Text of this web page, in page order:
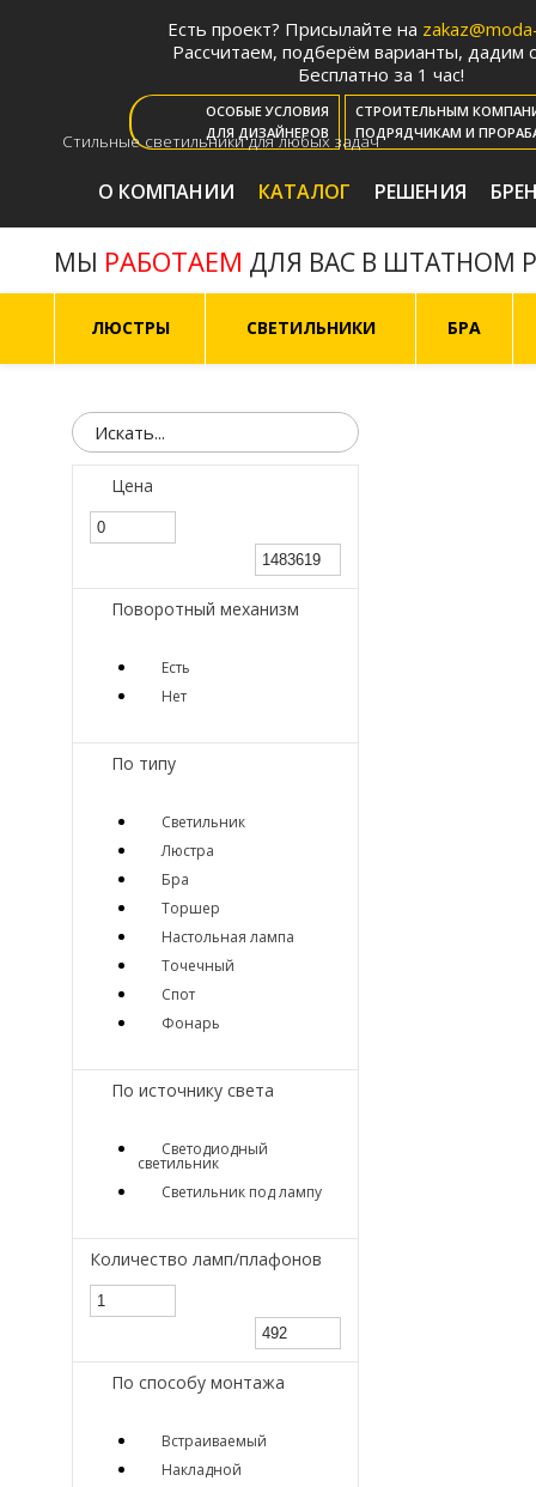
Есть проект? Присылайте на
Рассчитаем, подберём варианты, дадим
Бесплатно за 1 час!
ОСОБЫЕ УСЛОВИЯ
ДЛЯ ДИЗАЙНЕРОВ
СТРОИТЕЛЬНЫМ
ПОДРЯДЧИКАМ И
Стильные светильники для любых задач
О КОМПАНИИ КАТАЛОГ РЕШЕНИЯ
МЫ РАБОТАЕМ ДЛЯ ВАС В ШТАТНОМ
ЛЮСТРЫ СВЕТИЛЬНИКИ БРА
Цена
Поворотный механизм
Есть
Нет
По типу
Светильник
Люстра
Бра
Торшер
Настольная лампа
Точечный
Спот
Фонарь
По источнику света
Светодиодный
светильник
Светильник под лампу
Количество ламп/плафонов
По способу монтажа
Встраиваемый
Накладной